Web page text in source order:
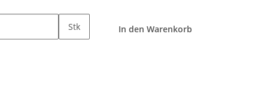
Stk In den Warenkorb